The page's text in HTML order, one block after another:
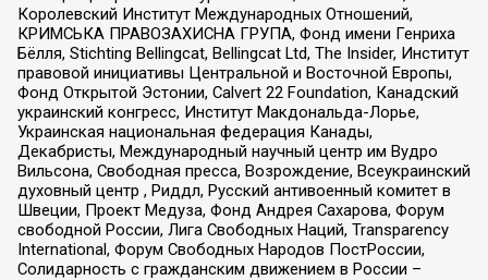
Королевский Институт Международных Отношений,
КРИМСЬКА ПРАВОЗАХИСНА ГРУПА, Фонд имени Генриха
Бёлля, Stichting Bellingcat, Bellingcat Ltd, The Insider, Институт
правовой инициативы Центральной и Восточной Европы,
Фонд Открытой Эстонии, Calvert 22 Foundation, Канадский
украинский конгресс, Институт Макдональда-Лорье,
Украинская национальная федерация Канады,
Декабристы, Международный научный центр им Вудро
Вильсона, Свободная пресса, Возрождение, Всеукраинский
духовный центр , Риддл, Русский антивоенный комитет в
Швеции, Проект Медуза, Фонд Андрея Сахарова, Форум
свободной России, Лига Свободных Наций, Transparеncy
International, Форум Свободных Народов ПостРоссии,
Солидарность с гражданским движением в России –